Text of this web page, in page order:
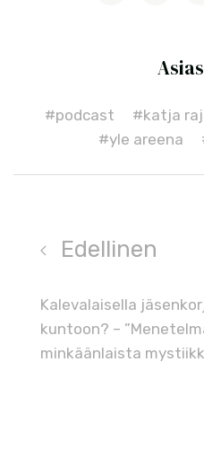
#podcast #katja
#yle areena
Edellinen
Kalevalaisella
kuntoon? –
minkäänlaista